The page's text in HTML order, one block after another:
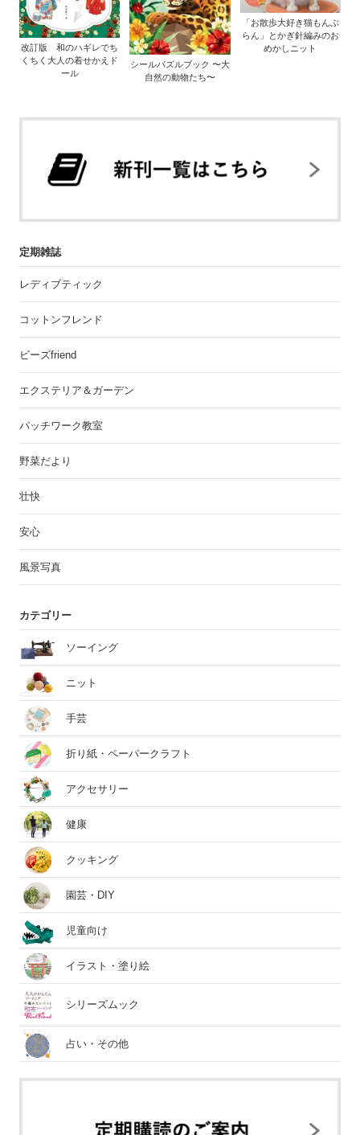
改訂版 和のハギレでち
くちく大人の着せかえド
ール
シールパズルブック 〜大
自然の動物たち〜
「お散歩大好き猫もんぶ
らん」とかぎ針編みのお
めかしニット
定期雑誌
レディブティック
コットンフレンド
ビーズfriend
エクステリア＆ガーデン
パッチワーク教室
野菜だより
壮快
安心
風景写真
カテゴリー
ソーイング
ニット
手芸
折り紙・ペーパークラフト
アクセサリー
健康
クッキング
園芸・DIY
児童向け
イラスト・塗り絵
シリーズムック
占い・その他